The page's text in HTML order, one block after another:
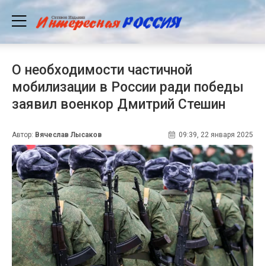
О необходимости частичной
мобилизации в России ради победы
заявил военкор Дмитрий Стешин
Автор: Вячеслав Лысаков 09:39, 22 января 2025